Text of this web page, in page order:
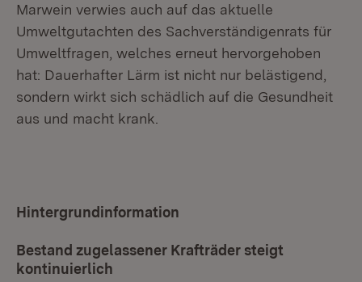
Marwein verwies auch auf das aktuelle
Umweltgutachten des Sachverständigenrats für
Umweltfragen, welches erneut hervorgehoben
hat: Dauerhafter Lärm ist nicht nur belästigend,
sondern wirkt sich schädlich auf die Gesundheit
aus und macht krank.
Hintergrundinformation
Bestand zugelassener Krafträder steigt
kontinuierlich